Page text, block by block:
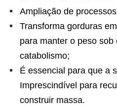
Ampliação de
Transforma gorduras
para manter o peso
catabolismo;
É essencial para que a
Imprescindível para
construir massa.